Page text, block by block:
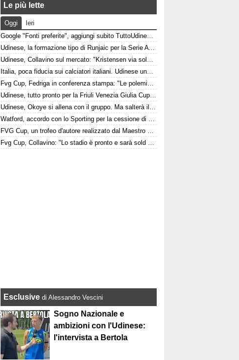
Le più lette
Oggi
Ieri
Google "Fonti preferite", aggiungi subito TuttoUdinese e personalizza le tue notizie
Udinese, la formazione tipo di Runjaic per la Serie A 2026/2027
Udinese, Collavino sul mercato: "Kristensen via solo davanti a un'offerta irrinunciabile. Portiere? Stiamo lavorando"
Italia, poca fiducia sui calciatori italiani. Udinese una delle poche eccezioni
Fvg Cup, Fedriga in conferenza stampa: "Le polemiche sono inutili"
Udinese, tutto pronto per la Friuli Venezia Giulia Cup: come arrivano Barcellona e Nottingham?
Udinese, Okoye si allena con il gruppo. Ma salterà il triangolare
Watford, accordo con lo Sporting per la cessione di Irankunda. Le cifre
FVG Cup, un trofeo d'autore realizzato dal Maestro Giorgio Celiberti
Fvg Cup, Collavino: "Lo stadio è pronto e sarà sold out"
Esclusive di Alessandro Vescini
Sogno Nazionale e
ambizioni con l'Udinese:
l'intervista a Bertola